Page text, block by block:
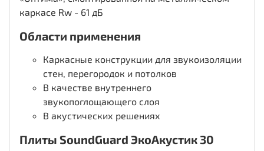
каркасе Rw - 61 дБ
Области применения
Каркасные конструкции для звукоизоляции
стен, перегородок и потолков
В качестве внутреннего
звукопоглощающего слоя
В акустических решениях
Плиты SoundGuard ЭкоАкустик 30